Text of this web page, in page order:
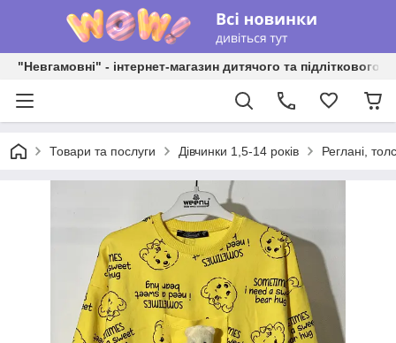
"Невгамовні" - інтернет-магазин дитячого та підліткового
Товари та послуги Дівчинки 1,5-14 років Реглані,